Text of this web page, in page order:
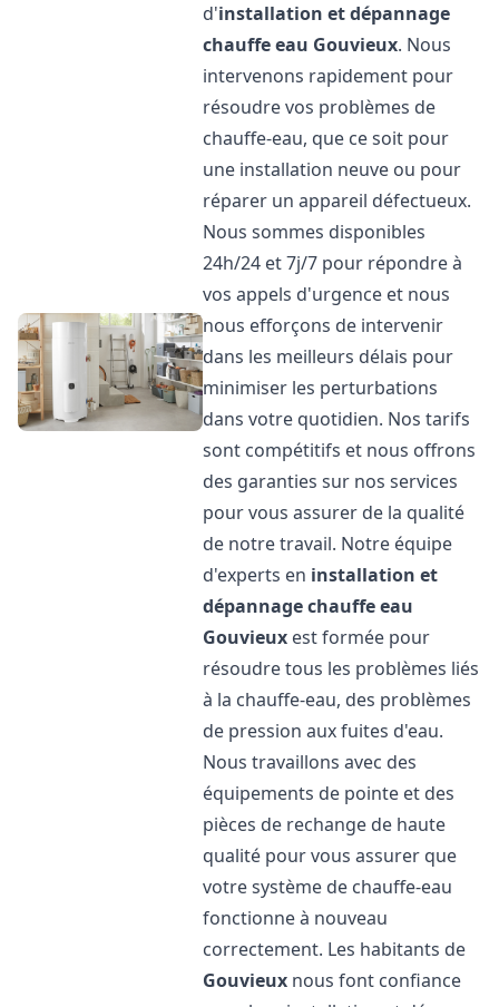
d'installation et dépannage
chauffe eau Gouvieux. Nous
intervenons rapidement pour
résoudre vos problèmes de
chauffe-eau, que ce soit pour
une installation neuve ou pour
réparer un appareil défectueux.
Nous sommes disponibles
24h/24 et 7j/7 pour répondre à
vos appels d'urgence et nous
nous efforçons de intervenir
dans les meilleurs délais pour
minimiser les perturbations
dans votre quotidien. Nos tarifs
sont compétitifs et nous offrons
des garanties sur nos services
pour vous assurer de la qualité
de notre travail. Notre équipe
d'experts en installation et
dépannage chauffe eau
Gouvieux est formée pour
résoudre tous les problèmes liés
à la chauffe-eau, des problèmes
de pression aux fuites d'eau.
Nous travaillons avec des
équipements de pointe et des
pièces de rechange de haute
qualité pour vous assurer que
votre système de chauffe-eau
fonctionne à nouveau
correctement. Les habitants de
Gouvieux nous font confiance